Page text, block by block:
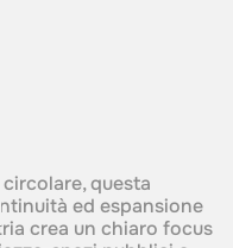
questa
ed espansione
crea un chiaro focus